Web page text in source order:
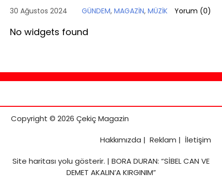
30 Ağustos 2024 GÜNDEM, MAGAZİN, MÜZİK Yorum (0)
No widgets found
Copyright © 2026 Çekiç Magazin
Hakkımızda | Reklam | İletişim
Site haritasıyolu gösterir. | BORA DURAN: “SİBEL CAN VE
DEMET AKALIN’A KIRGINIM”